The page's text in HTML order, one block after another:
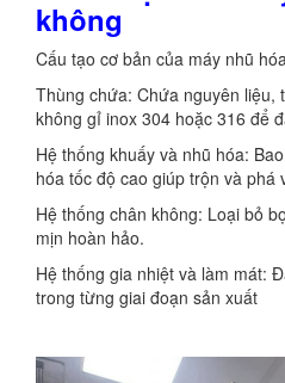
không
Cấu tạo cơ bản của máy nhũ
Thùng chứa: Chứa nguyên liệu,
không gỉ inox 304 hoặc 316 để
Hệ thống khuấy và nhũ hóa:
hóa tốc độ cao giúp trộn và phá
Hệ thống chân không: Loại bỏ
mịn hoàn hảo.
Hệ thống gia nhiệt và làm mát:
trong từng giai đoạn sản xuất